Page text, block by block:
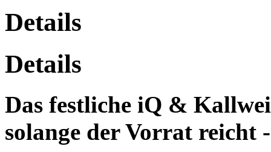
Details
Details
Das festliche iQ &
solange der Vorrat reicht -